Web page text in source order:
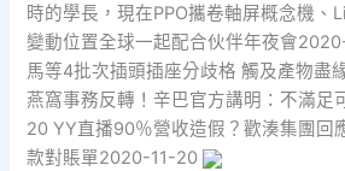
時的學長，現在PPO攜卷軸屏概念機、
變動位置全球一起配合伙伴年夜會
馬等4批次插頭插座分歧格 觸及產物盡
燕窩事務反轉！辛巴官方講明：不滿足
20 YY直播90％營收造假？歡湊集團回
款對賬單2020-11-20